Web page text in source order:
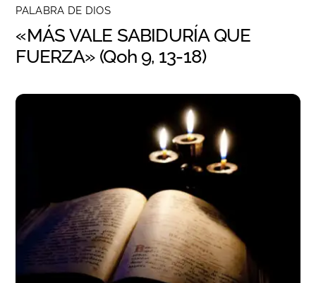
PALABRA DE DIOS
«MÁS VALE SABIDURÍA QUE
FUERZA» (Qoh 9, 13-18)